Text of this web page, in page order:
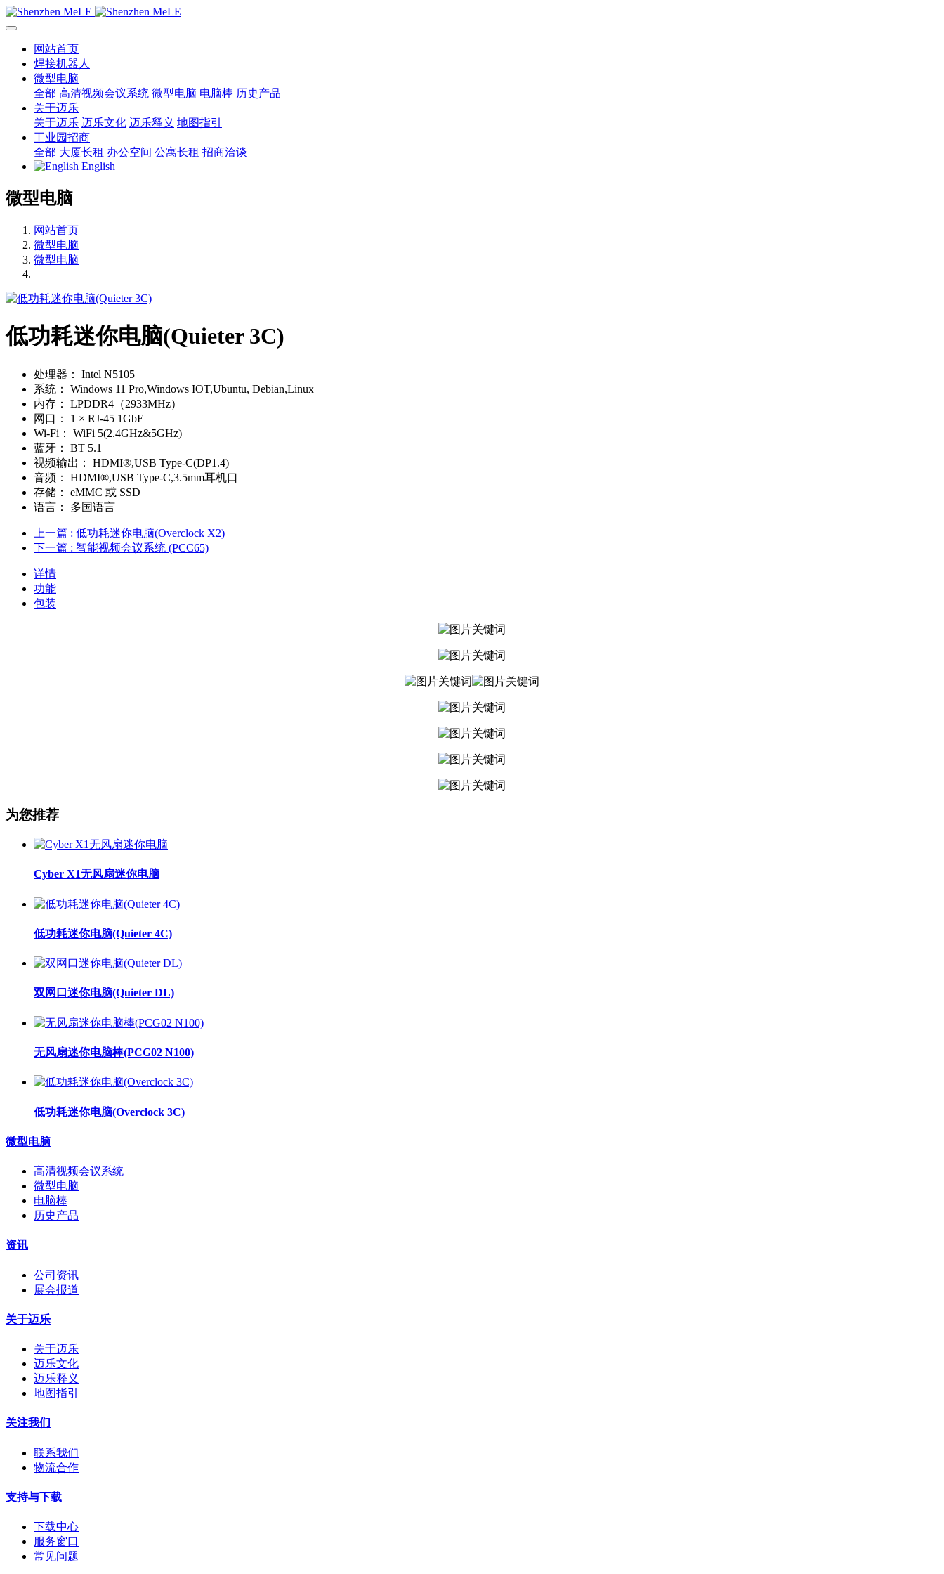
网站首页
焊接机器人
微型电脑
全部 高清视频会议系统 微型电脑 电脑棒 历史产品
关于迈乐
关于迈乐 迈乐文化 迈乐释义 地图指引
工业园招商
全部 大厦长租 办公空间 公寓长租 招商洽谈
English
微型电脑
网站首页
微型电脑
微型电脑
低功耗迷你电脑(Quieter 3C)
处理器：
Intel N5105
系统：
Windows 11 Pro,Windows IOT,Ubuntu, Debian,Linux
内存：
LPDDR4（2933MHz）
网口：
1 × RJ-45 1GbE
Wi-Fi：
WiFi 5(2.4GHz&5GHz)
蓝牙：
BT 5.1
视频输出：
HDMI®,USB Type-C(DP1.4)
音频：
HDMI®,USB Type-C,3.5mm耳机口
存储：
eMMC 或 SSD
语言：
多国语言
上一篇 : 低功耗迷你电脑(Overclock X2)
下一篇 : 智能视频会议系统 (PCC65)
详情
功能
包装
为您推荐
Cyber X1无风扇迷你电脑
低功耗迷你电脑(Quieter 4C)
双网口迷你电脑(Quieter DL)
无风扇迷你电脑棒(PCG02 N100)
低功耗迷你电脑(Overclock 3C)
微型电脑
高清视频会议系统
微型电脑
电脑棒
历史产品
资讯
公司资讯
展会报道
关于迈乐
关于迈乐
迈乐文化
迈乐释义
地图指引
关注我们
联系我们
物流合作
支持与下载
下载中心
服务窗口
常见问题